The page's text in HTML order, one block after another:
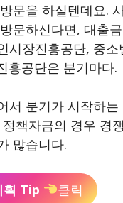
문을 하실텐데요.
문하신다면, 대출
시장진흥공단, 중
흥공단은 분기마다.
서 분기가 시작하
책자금의 경우 경
많습니다.
획 Tip 클릭